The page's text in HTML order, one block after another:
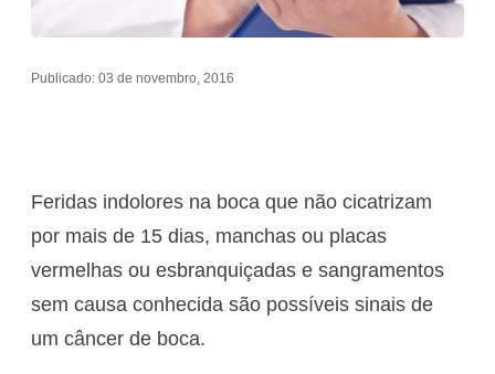
Publicado: 03 de novembro, 2016
Feridas indolores na boca que não cicatrizam
por mais de 15 dias, manchas ou placas
vermelhas ou esbranquiçadas e sangramentos
sem causa conhecida são possíveis sinais de
um câncer de boca.